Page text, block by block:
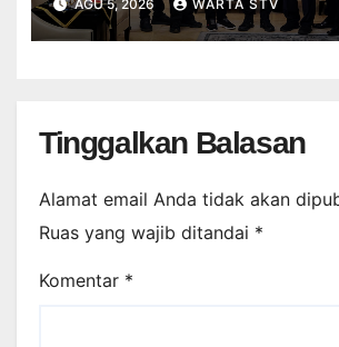
Layanan dan Kinerja
AGU 5, 2026 WARTA STV
Tinggalkan Balasan
Alamat email Anda tidak akan
Ruas yang wajib ditandai *
Komentar *